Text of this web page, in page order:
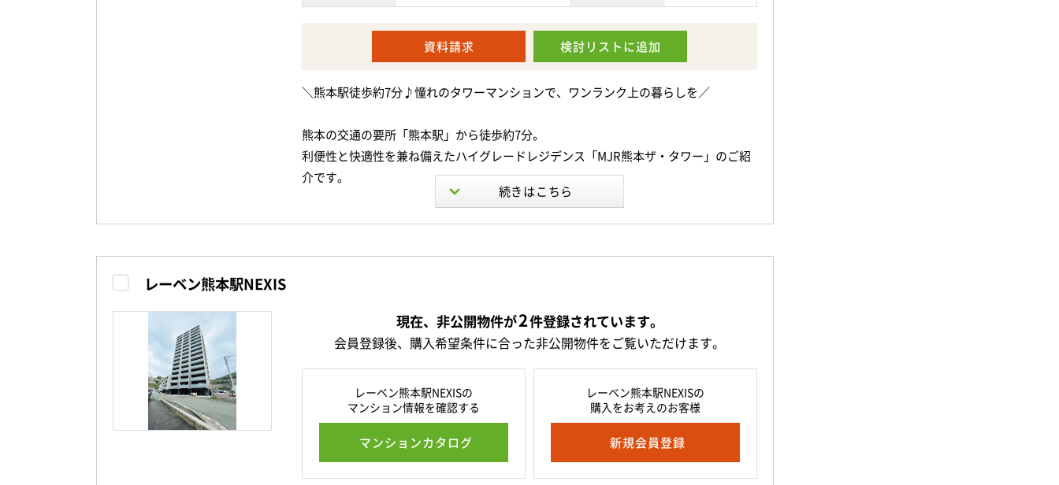
光が差し込み、心地よい暮らしを演出します。
ペットと暮らせるマンション（規約あり）
大切な家族の一員と快適な毎日をお過ごしいただけます。
オートロックや宅配ボックスを備え、セキュリティ面や共用設備も充実。
さらに駐車場は1住戸につき1台確保（再抽選あり）されており、お車をお持ちの方に
利便性と快適性を兼ね備えた、フルリフォーム済みの一邸です。
※ペット相談（飼育できるペットには規定がございます）
※駐車場：月額6,000円～10,000円（空き状況につきましては、お気軽にお問い合わせ
ください）
資料請求 検討リストに追加
＼熊本駅徒歩約7分♪憧れのタワーマンションで、ワンランク上の暮らしを／
熊本の交通の要所「熊本駅」から徒歩約7分。
利便性と快適性を兼ね備えたハイグレードレジデンス「MJR熊本ザ・タワー」のご紹
介です。
2023年1月完成、地上30階建てのタワーマンション。
ダメージを軽減。
今回ご紹介するのは、4階・1LDKのお部屋。
ゆとりある一人暮らしはもちろん、お二人での新生活や、利便性を活かした投資用と
しても魅力的な一邸です。
玄関には大容量のシューズクロークを完備し、靴類もすっきり収納。
さらにリビング収納や廊下収納、洋室収納も備わっており、住まい全体を美しく保て
レーベン熊本駅NEXIS
現在、非公開物件が2件登録されています。
会員登録後、購入希望条件に合った非公開物件をご覧いただけます。
レーベン熊本駅NEXISの
マンション情報を確認する
マンションカタログ
レーベン熊本駅NEXISの
購入をお考えのお客様
新規会員登録